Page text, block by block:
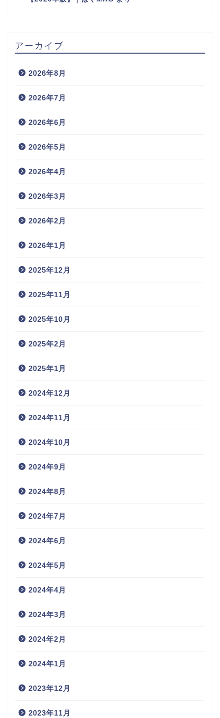
アーカイブ
2026年8月
2026年7月
2026年6月
2026年5月
2026年4月
2026年3月
2026年2月
2026年1月
2025年12月
2025年11月
2025年10月
2025年2月
2025年1月
2024年12月
2024年11月
2024年10月
2024年9月
2024年8月
2024年7月
2024年6月
2024年5月
2024年4月
2024年3月
2024年2月
2024年1月
2023年12月
2023年11月